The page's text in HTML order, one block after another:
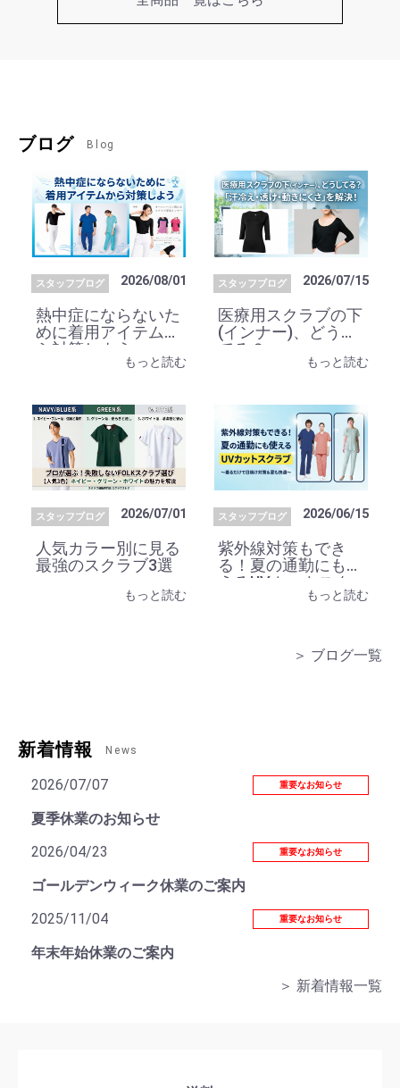
ブログ Blog
スタッフブログ 2026/08/01
熱中症にならないた
めに着用アイテムか
ら対策しよう
もっと読む
スタッフブログ 2026/07/15
医療用スクラブの下
(インナー)、どうし
てる？
もっと読む
スタッフブログ 2026/07/01
人気カラー別に見る
最強のスクラブ3選
もっと読む
スタッフブログ 2026/06/15
紫外線対策もでき
る！夏の通勤にも使
えるUVカットスク
もっと読む
＞ ブログ一覧
新着情報 News
2026/07/07 重要なお知らせ
夏季休業のお知らせ
2026/04/23
重要なお知らせ
ゴールデンウィーク休業のご案内
2025/11/04
重要なお知らせ
年末年始休業のご案内
＞ 新着情報一覧